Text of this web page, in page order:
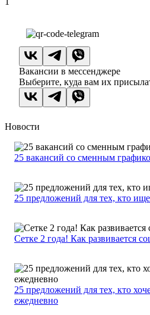
Вакансии в мессенджере
Выберите, куда вам их
Новости
25 вакансий со сменным
25 предложений для тех, кто
Сетке 2 года! Как развивается
25 предложений для тех, кто
ежедневно